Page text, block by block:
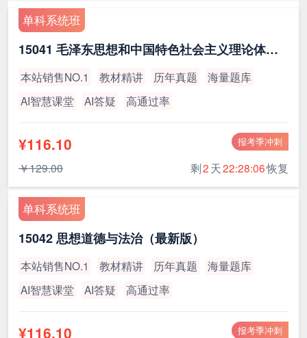
单科系统班
15041 毛泽东思想和中国特色社会主义理论体系概论（最新版）
本站销售NO.1 教材精讲 历年真题
海量题库
AI智慧课堂
AI答疑 高通过率
报考季冲刺
¥116.10
￥129.00 剩2天22:28:05恢复
单科系统班
15042 思想道德与法治（最新版）
本站销售NO.1 教材精讲 历年真题
海量题库
AI智慧课堂
AI答疑 高通过率
报考季冲刺
¥116.10